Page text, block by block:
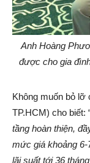
Anh Hoàng
được cho gia
Không muốn bỏ lỡ
TP.HCM) cho biết:
tầng hoàn thiện,
mức giá khoảng
lãi suất tới 36